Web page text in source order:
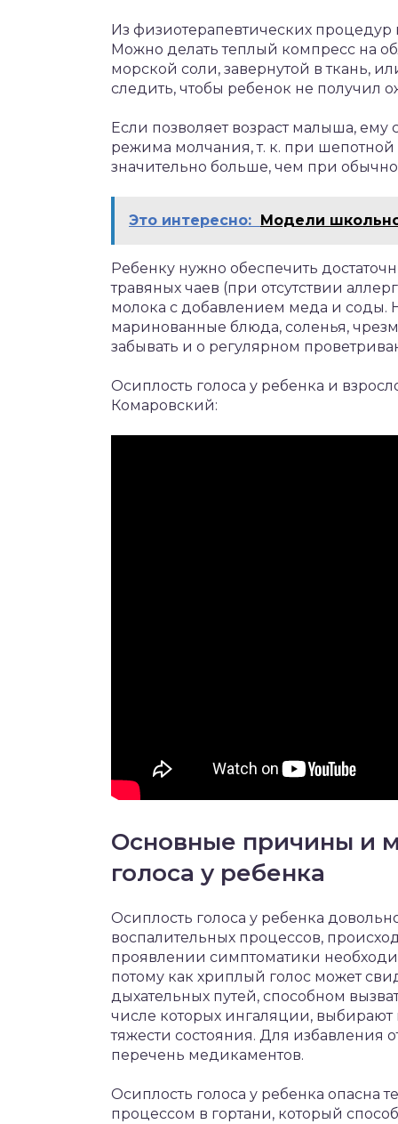
Из физиотерапевтических процедур
Можно делать теплый компресс на
морской соли, завернутой в ткань,
следить, чтобы ребенок не получил
Если позволяет возраст малыша,
режима молчания, т. к. при шепотной
значительно больше, чем при
Это интересно: Модели
Ребенку нужно обеспечить
травяных чаев (при отсутствии
молока с добавлением меда и соды.
маринованные блюда, соленья,
забывать и о регулярном
Осиплость голоса у ребенка и
Комаровский:
Основные причины и
голоса у ребенка
Осиплость голоса у ребенка
воспалительных процессов,
проявлении симптоматики
потому как хриплый голос может
дыхательных путей, способном
числе которых ингаляции,
тяжести состояния. Для избавления
перечень медикаментов.
Осиплость голоса у ребенка опасна
процессом в гортани, который